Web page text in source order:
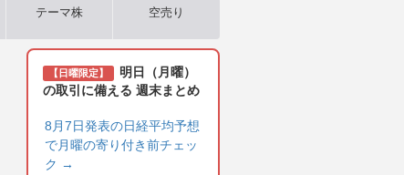
テーマ株 空売り
【日曜限定】
明日（月曜）
の取引に備える 週末まとめ
8月7日発表の日経平均予想
で月曜の寄り付き前チェッ
ク →